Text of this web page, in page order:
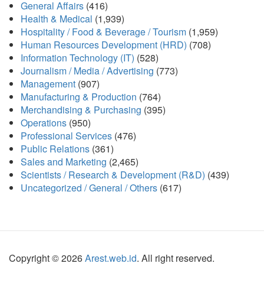
General Affairs (416)
Health & Medical (1,939)
Hospitality / Food & Beverage / Tourism (1,959)
Human Resources Development (HRD) (708)
Information Technology (IT) (528)
Journalism / Media / Advertising (773)
Management (907)
Manufacturing & Production (764)
Merchandising & Purchasing (395)
Operations (950)
Professional Services (476)
Public Relations (361)
Sales and Marketing (2,465)
Scientists / Research & Development (R&D) (439)
Uncategorized / General / Others (617)
Copyright © 2026Arest.web.id. All right reserved.